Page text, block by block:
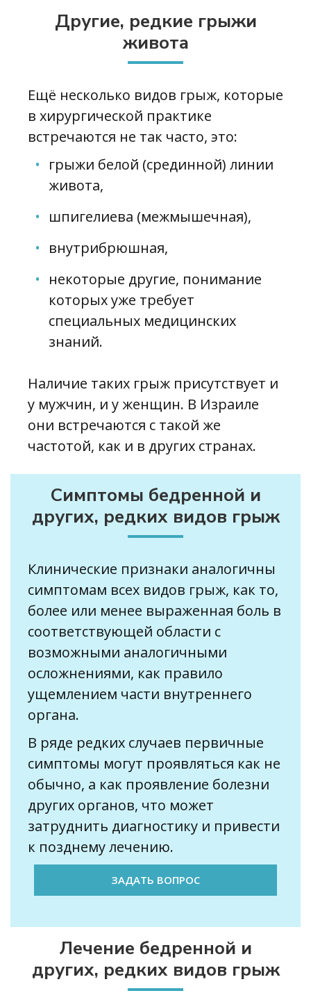
Другие, редкие грыжи
живота
Ещё несколько видов грыж, которые
в хирургической практике
встречаются не так часто, это:
грыжи белой (срединной) линии
живота,
шпигелиева (межмышечная),
внутрибрюшная,
некоторые другие, понимание
которых уже требует
специальных медицинских
знаний.
Наличие таких грыж присутствует и
у мужчин, и у женщин. В Израиле
они встречаются с такой же
частотой, как и в других странах.
Симптомы бедренной и
других, редких видов грыж
Клинические признаки аналогичны
симптомам всех видов грыж, как то,
более или менее выраженная боль в
соответствующей области с
возможными аналогичными
осложнениями, как правило
ущемлением части внутреннего
органа.
В ряде редких случаев первичные
симптомы могут проявляться как не
обычно, а как проявление болезни
других органов, что может
затруднить диагностику и привести
к позднему лечению.
ЗАДАТЬ ВОПРОС
Лечение бедренной и
других, редких видов грыж